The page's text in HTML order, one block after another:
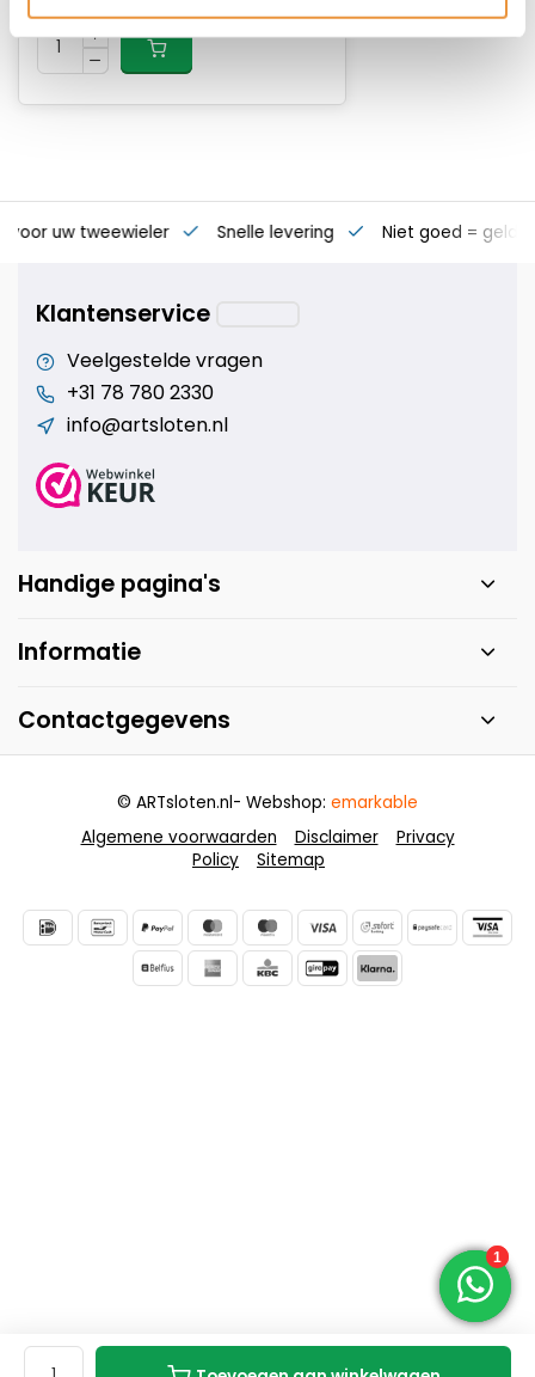
voor uw tweewieler Snelle levering Niet goed = geld
Klantenservice
Veelgestelde vragen
+31 78 780 2330
info@artsloten.nl
Handige pagina's
Informatie
Contactgegevens
Algemene voorwaarden Disclaimer
Privacy
Policy
Sitemap
© ARTsloten.nl- Webshop: emarkable